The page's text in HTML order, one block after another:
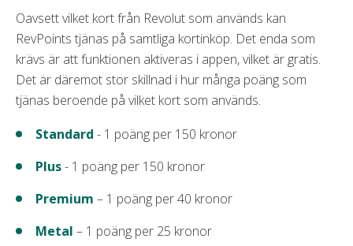
Oavsett vilket kort från Revolut som används kan
RevPoints tjänas på samtliga kortinköp. Det enda som
krävs är att funktionen aktiveras i appen, vilket är gratis.
Det är däremot stor skillnad i hur många poäng som
tjänas beroende på vilket kort som används.
Standard - 1 poäng per 150 kronor
Plus- 1 poäng per 150 kronor
Premium – 1 poäng per 40 kronor
Metal – 1 poäng per 25 kronor